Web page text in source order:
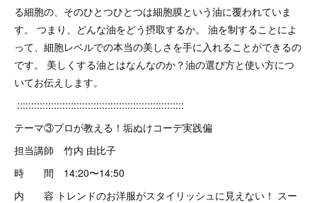
る細胞の、そのひとつひとつは細胞膜という油に覆われていま
す。 つまり、どんな油をどう摂取するか。 油を制することによ
って、細胞レベルでの本当の美しさを手に入れることができるの
です。 美しくする油とはなんなのか？油の選び方と使い方につ
いてお伝えします。
:::::::::::::::::::::::::::::::::::::::::::::::::::::::::::
テーマ③プロが教える！垢ぬけコーデ実践偏
担当講師 竹内 由比子
時 間 14:20〜14:50
内 容 トレンドのお洋服がスタイリッシュに見えない！ スー